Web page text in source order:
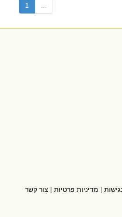
1
| מדיניות פרטיות | צור קשר